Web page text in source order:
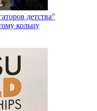
детства"
кольцу